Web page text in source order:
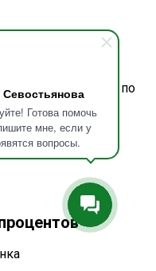
Севостьянова
Готова помочь
мне, если у
вопросы.
счету
юридических лиц по